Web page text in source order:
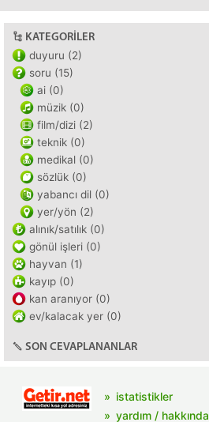
KATEGORILER
duyuru (2)
soru (15)
ai (0)
müzik (0)
film/dizi (2)
teknik (0)
medikal (0)
sözlük (0)
yabancı dil (0)
yer/yön (2)
alınık/satılık (0)
gönül işleri (0)
hayvan (1)
kayıp (0)
kan aranıyor (0)
ev/kalacak yer (0)
SON CEVAPLANANLAR
istatistikler
yardım / hakkında